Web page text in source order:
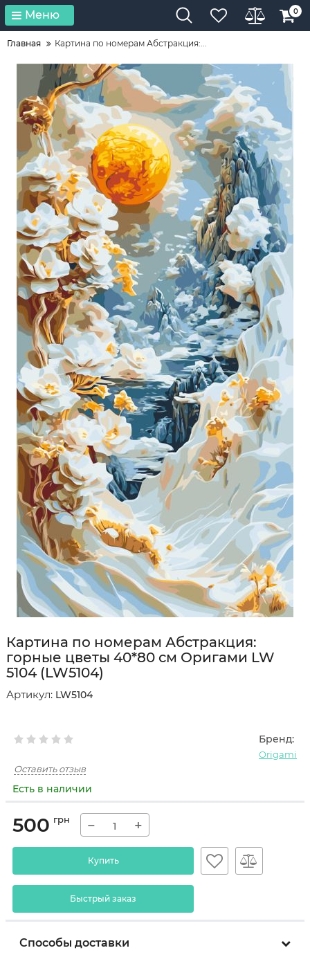
Меню 0
Главная Картина по номерам Абстракция:...
Картина по номерам Абстракция:
горные цветы 40*80 см Оригами LW
5104 (LW5104)
Артикул: LW5104
Бренд:
Origami
Оставить отзыв
Есть в наличии
500 грн − +
Купить
Быстрый заказ
Способы доставки